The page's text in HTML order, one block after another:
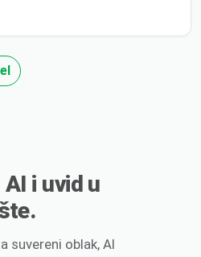
i uvid u
suvereni oblak, AI